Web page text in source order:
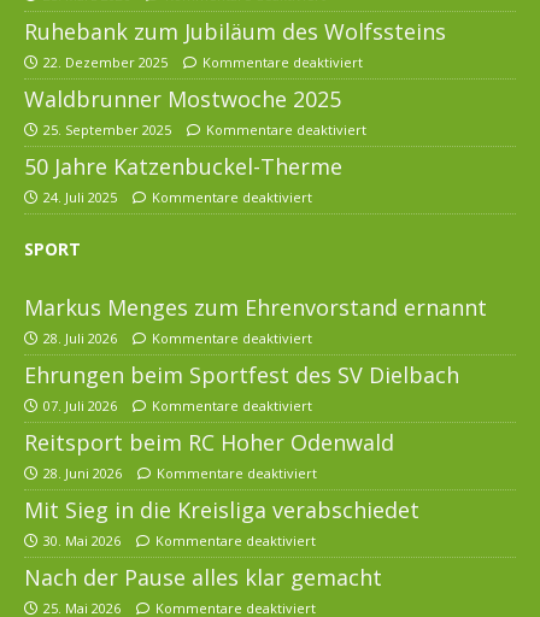
Ruhebank zum Jubiläum des Wolfssteins
22. Dezember 2025 Kommentare deaktiviert
Waldbrunner Mostwoche 2025
25. September 2025 Kommentare deaktiviert
50 Jahre Katzenbuckel-Therme
24. Juli 2025 Kommentare deaktiviert
SPORT
Markus Menges zum Ehrenvorstand ernannt
28. Juli 2026 Kommentare deaktiviert
Ehrungen beim Sportfest des SV Dielbach
07. Juli 2026 Kommentare deaktiviert
Reitsport beim RC Hoher Odenwald
28. Juni 2026 Kommentare deaktiviert
Mit Sieg in die Kreisliga verabschiedet
30. Mai 2026 Kommentare deaktiviert
Nach der Pause alles klar gemacht
25. Mai 2026 Kommentare deaktiviert